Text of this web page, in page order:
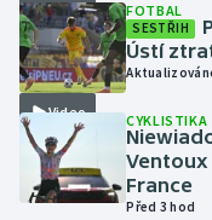
Judo
Krasobruslení
Lezení
Lyže a snowboard
Video
FOTBAL
SESTŘIH
Ústí
CYKLISTIKA
Ventoux
France
Před 3 hod